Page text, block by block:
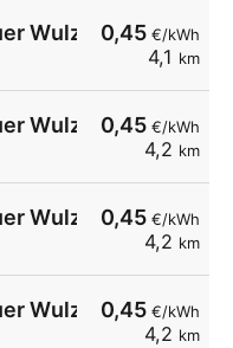
0,45€/kWh
4,1 km
Wulzeshofen DC240
0,45€/kWh
4,2 km
Wulzeshofen 6
0,45€/kWh
4,2 km
Wulzeshofen 7
0,45€/kWh
4,2 km
Wulzeshofen 1